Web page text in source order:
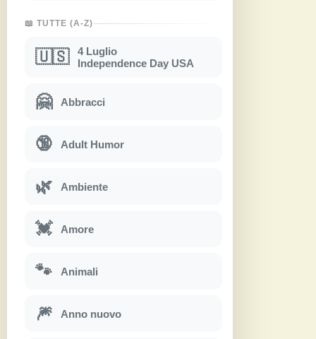
📖 TUTTE (A-Z)
🇺🇸
4 Luglio
Independence Day USA
🤗 Abbracci
🔞 Adult Humor
🌿 Ambiente
💓 Amore
🐾 Animali
🎆 Anno nuovo